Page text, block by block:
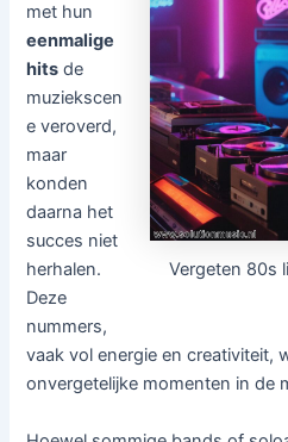
Vergeten 80s
met hun
eenmalige
hits de
muziekscen
e veroverd,
maar
konden
daarna het
succes niet
herhalen.
Deze
nummers,
vaak vol energie en creativiteit,
onvergetelijke momenten in de